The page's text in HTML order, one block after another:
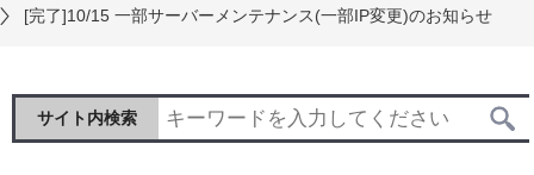
[完了]10/15 一部サーバーメンテナンス(一部IP変更)のお知らせ
サイト内検索